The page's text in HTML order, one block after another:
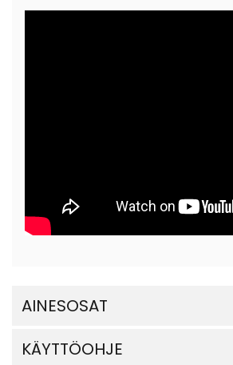
AINESOSAT
KÄYTTÖOHJE